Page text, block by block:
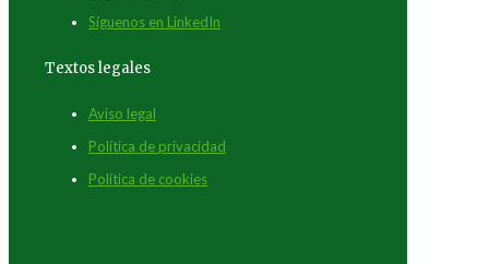
Síguenos en LinkedIn
Textos legales
Aviso legal
Política de privacidad
Política de cookies